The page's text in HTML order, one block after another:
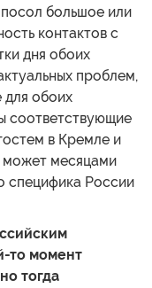
посол большое или
контактов с
дня обоих
проблем,
обоих
соответствующие
в Кремле и
может месяцами
специфика России
то момент
тогда